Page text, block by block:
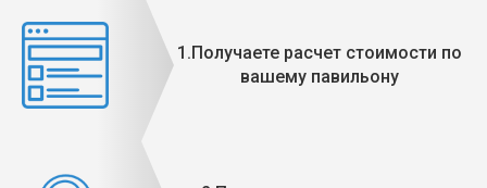
1.Получаете расчет стоимости по
вашему павильону